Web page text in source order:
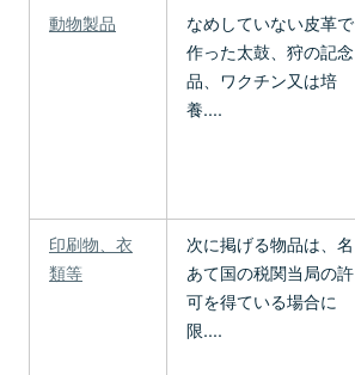
動物製品
なめしていない皮革で
作った太鼓、狩の記念
品、ワクチン又は培
養....
印刷物、衣
類等
次に掲げる物品は、名
あて国の税関当局の許
可を得ている場合に
限....